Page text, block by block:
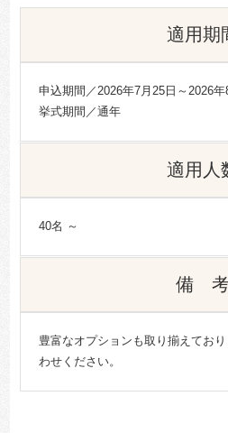
適用期
申込期間／2026年7月25日～2026年
挙式期間／通年
適用人
40名 ～
備
豊富なオプションも取り揃えてお
わせください。